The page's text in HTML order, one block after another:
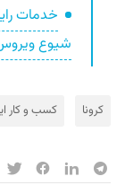
خدمات
شیوع
کرونا کسب و کار